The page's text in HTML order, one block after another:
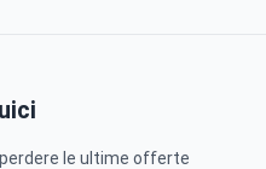
le ultime offerte